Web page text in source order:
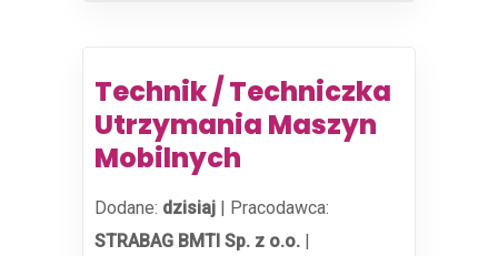
Technik / Techniczka
Utrzymania Maszyn
Mobilnych
Dodane: dzisiaj | Pracodawca:
STRABAG BMTI Sp. z o.o. |